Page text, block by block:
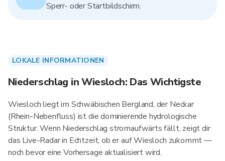
Sperr- oder Startbildschirm.
LOKALE INFORMATIONEN
Niederschlag in Wiesloch: Das Wichtigste
Wiesloch liegt im Schwäbischen Bergland, der Neckar
(Rhein-Nebenfluss) ist die dominierende hydrologische
Struktur. Wenn Niederschlag stromaufwärts fällt, zeigt dir
das Live-Radar in Echtzeit, ob er auf Wiesloch zukommt —
noch bevor eine Vorhersage aktualisiert wird.